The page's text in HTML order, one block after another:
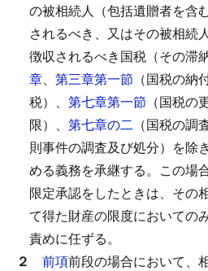
の被相続人（包括遺贈者を含
されるべき、又はその被相続
徴収されるべき国税（その滞
章、 第三章第一節 （国税の納
税）、 第七章第一節 （国税の
限）、 第七章の二 （国税の調
則事件の調査及び処分）を除
める義務を承継する。 この場
限定承認をしたときは、その
て得た財産の限度においての
責めに任ずる。
２ 前項前段の場合において、